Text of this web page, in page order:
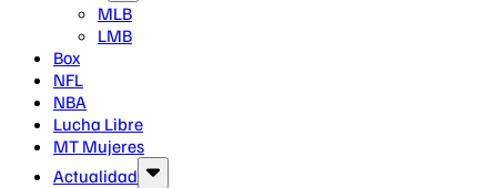
MLB
LMB
Box
NFL
NBA
Lucha Libre
MT Mujeres
Actualidad